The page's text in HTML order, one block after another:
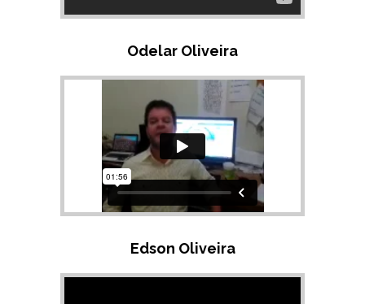
Odelar Oliveira
Edson Oliveira